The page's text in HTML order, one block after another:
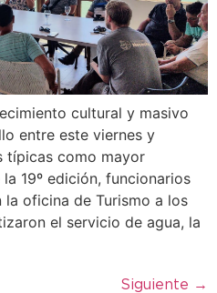
cultural y masivo
entre este viernes y
típicas como mayor
19º edición, funcionarios
oficina de Turismo a los
el servicio de agua, la
Siguiente →